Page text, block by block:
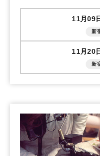
11月09
新
11月20
新